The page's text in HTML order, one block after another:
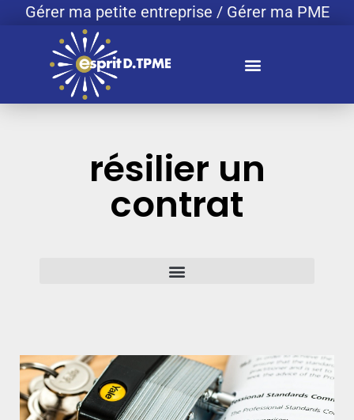
Gérer ma petite entreprise / Gérer ma PME
résilier un
contrat